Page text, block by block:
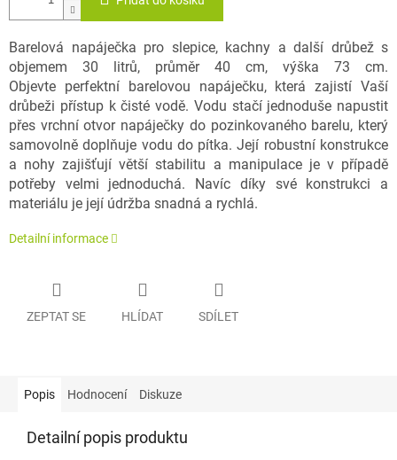
Barelová napáječka pro slepice, kachny a další drůbež s
objemem 30 litrů, průměr 40 cm, výška 73 cm.
Objevte perfektní barelovou napáječku, která zajistí Vaší
drůbeži přístup k čisté vodě. Vodu stačí jednoduše napustit
přes vrchní otvor napáječky do pozinkovaného barelu, který
samovolně doplňuje vodu do pítka. Její robustní konstrukce
a nohy zajišťují větší stabilitu a manipulace je v případě
potřeby velmi jednoduchá. Navíc díky své konstrukci a
materiálu je její údržba snadná a rychlá.
Detailní informace
ZEPTAT SE HLÍDAT SDÍLET
Popis Hodnocení Diskuze
Detailní popis produktu